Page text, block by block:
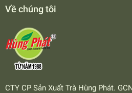
Về chúng tôi
CTY CP Sản Xuất Trà Hùng Phát.